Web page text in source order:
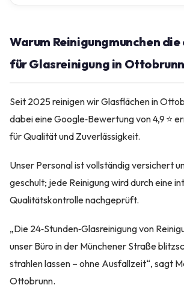
Warum Reinigungmunchen
für Glasreinigung in
Seit 2025 reinigen wir Glasflächen in
dabei eine Google‑Bewertung von 4,9 ⭐
für Qualität und Zuverlässigkeit.
Unser Personal ist vollständig versichert
geschult; jede Reinigung wird durch eine
Qualitätskontrolle nachgeprüft.
„Die 24‑Stunden‑Glasreinigung von
unser Büro in der Münchener Straße
strahlen lassen – ohne Ausfallzeit“, sagt
Ottobrunn.